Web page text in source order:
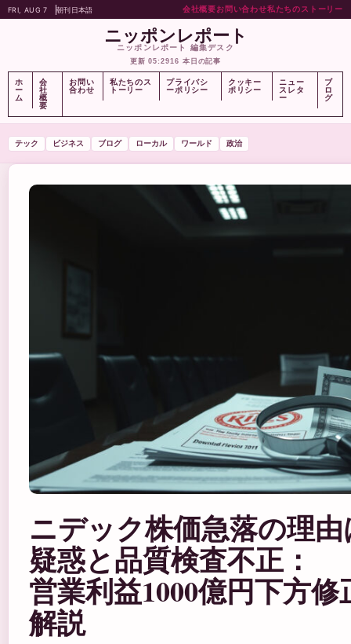
FRI, AUG 7 朝刊日本語 会社概要お問い合わせ私たちのストーリー
ニッポンレポート
ニッポンレポート 編集デスク
更新 05:2916 本日の記事
ホ
ー
ム
会
社
概
要
お問い
合わせ
私たちのス
トーリー
プライバシ
ーポリシー
クッキー
ポリシー
ニュー
スレタ
ー
ブ
ロ
グ
テック ビジネス ブログ ローカル ワールド 政治
ニデック株価急落の理
疑惑と品質検査不正：
営業利益1000億円下方
解説